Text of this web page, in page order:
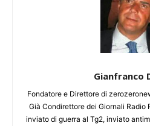
Gianfranco
Fondatore e Direttore di
Già Condirettore dei Giornali Radio
inviato di guerra al Tg2, inviato